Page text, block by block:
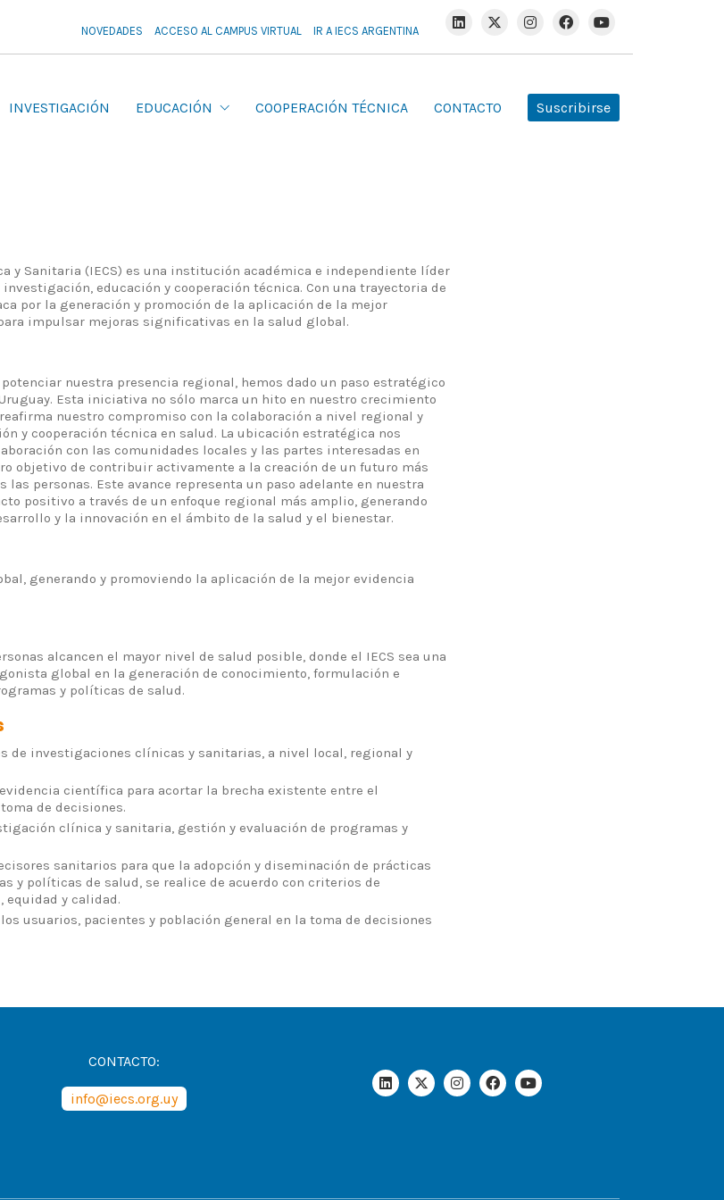
NOVEDADES ACCESO AL CAMPUS VIRTUAL IR A IECS ARGENTINA
INVESTIGACIÓN EDUCACIÓN COOPERACIÓN TÉCNICA CONTACTO Suscribirse
y Sanitaria (IECS) es una institución académica e independiente líder
educación y cooperación técnica. Con una trayectoria de
por la generación y promoción de la aplicación de la mejor
impulsar mejoras significativas en la salud global.
nuestra presencia regional, hemos dado un paso estratégico
Esta iniciativa no sólo marca un hito en nuestro crecimiento
nuestro compromiso con la colaboración a nivel regional y
y cooperación técnica en salud. La ubicación estratégica nos
con las comunidades locales y las partes interesadas en
objetivo de contribuir activamente a la creación de un futuro más
personas. Este avance representa un paso adelante en nuestra
positivo a través de un enfoque regional más amplio, generando
y la innovación en el ámbito de la salud y el bienestar.
generando y promoviendo la aplicación de la mejor evidencia
alcancen el mayor nivel de salud posible, donde el IECS sea una
global en la generación de conocimiento, formulación e
y políticas de salud.
de investigaciones clínicas y sanitarias, a nivel local, regional y
científica para acortar la brecha existente entre el
de decisiones.
clínica y sanitaria, gestión y evaluación de programas y
sanitarios para que la adopción y diseminación de prácticas
y políticas de salud, se realice de acuerdo con criterios de
equidad y calidad.
usuarios, pacientes y población general en la toma de decisiones
CONTACTO:
info@iecs.org.uy